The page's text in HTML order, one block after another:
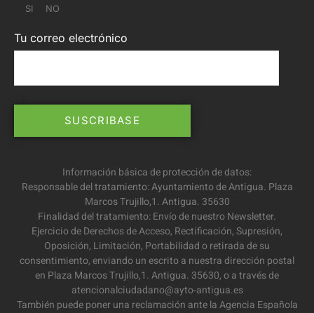
SI NO
Tu correo electrónico
Información básica de protección de datos:
Responsable del tratamiento: Ayuntamiento de Antigua. Plaza
Marcos Trujillo,1. Antigua. 35630
Finalidad del tratamiento: Envío de nuestro Newsletter.
Ejercicio de Derechos de Acceso, Rectificación, Supresión,
Oposición, Limitación, Portabilidad o retirada de su
consentimiento, enviando un escrito a nuestra dirección postal
en Plaza Marcos Trujillo,1. Antigua. 35630, o a través de
atencionalciudadano@ayto-antigua.es
También puede poner una reclamación ante la Agencia Española